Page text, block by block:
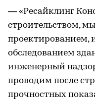
— «Ресайклинг
строительством,
проектированием,
обследованием
инженерный
проводим после
прочностных